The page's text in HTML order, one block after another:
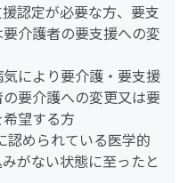
認定が必要な方、要支
介護者の要支援への変
により要介護・要支援
要介護への変更又は要
望する方
められている医学的
がない状態に至ったと